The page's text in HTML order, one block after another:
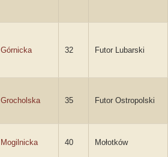
Górnicka 32 Futor Lubarski
Grocholska 35 Futor Ostropolski
Mogilnicka 40 Mołotków